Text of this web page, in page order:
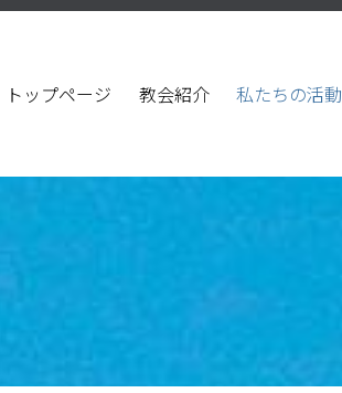
トップページ 教会紹介 私たちの活動